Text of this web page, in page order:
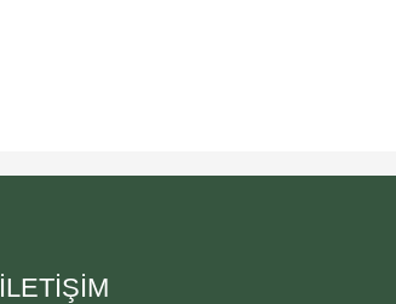
İLETİŞİM